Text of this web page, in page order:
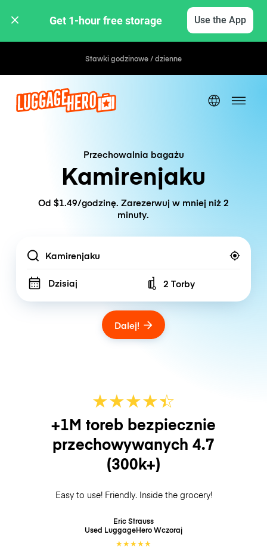
Get 1-hour free storage Use the App
Stawki godzinowe / dzienne
Przechowalnia bagażu
Kamirenjaku
Od $1.49/godzinę. Zarezerwuj w mniej niż 2
minuty.
Location
Dzisiaj Number of bags
2 Torby
Dalej!
★★★★☆
★
+1M toreb bezpiecznie
przechowywanych 4.7
(300k+)
Easy to use! Friendly. Inside the grocery!
Eric Strauss
Used LuggageHeroWczoraj
★★★★★